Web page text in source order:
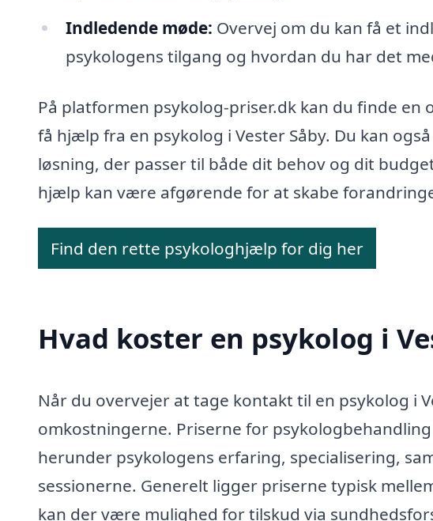
Indledende møde: Overvej om du kan få et
psykologens tilgang og hvordan du har det
På platformen psykolog-priser.dk kan du finde
få hjælp fra en psykolog i Vester Såby. Du kan
løsning, der passer til både dit behov og dit
hjælp kan være afgørende for at skabe
Find den rette psykologhjælp for dig her
Hvad koster en psykolog i
Når du overvejer at tage kontakt til en psykolog i
omkostningerne. Priserne for
herunder psykologens erfaring, specialisering,
sessionerne. Generelt ligger priserne typisk
kan der være mulighed for tilskud via